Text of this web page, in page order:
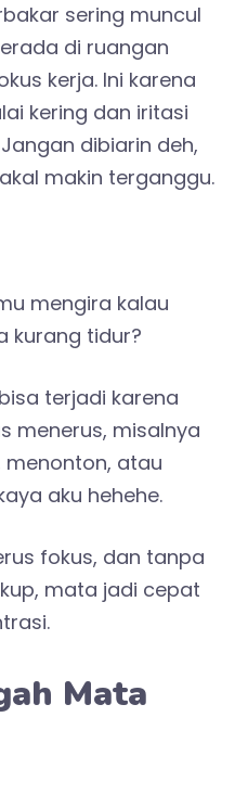
sering muncul
di ruangan
kerja. Ini karena
kering dan iritasi
dibiarin deh,
makin terganggu.
mengira kalau
kurang tidur?
terjadi karena
menerus, misalnya
atau
aku hehehe.
fokus, dan tanpa
mata jadi cepat
Mata